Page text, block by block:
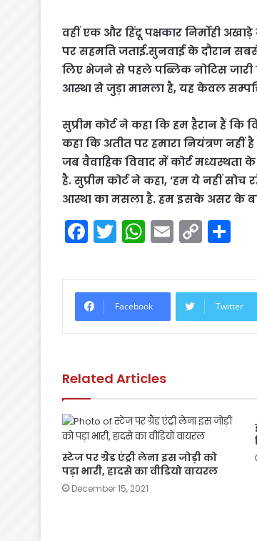
वहीं एक और हिंदू पक्षकार निर्मोही
पर सहमति जताई.सुनवाई के दौरान
लिए भेजने से पहले पब्लिक नोटिस जारी
आस्था से जुड़ा मामला है, यह केवल
सुप्रीम कोर्ट ने कहा कि हम हैरान हैं कि
कहा कि अतीत पर हमारा नियंत्रण
जब वैवाहिक विवाद में कोर्ट मध्यस्थता
है. सुप्रीम कोर्ट ने कहा, ‘हम ये नहीं
आस्था का मसला है. हम इसके असर के
F
a
c
e
b
o
k
T
w
itt
er
W
h
a
ts
A
p
E
m
ai
l
C
o
p
y
Li
ar
e
Facebook Twitter
Related Articles
स्टेज पर ग्रैंड एंट्री लेना इस जोड़ी को
पड़ा भारी, हादसे का वीडियो वायरल
December 15, 2021